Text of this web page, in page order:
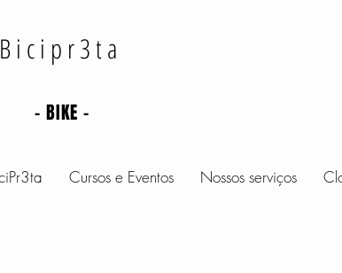
Bicipr3ta
- BIKE -
Cursos e Eventos Nossos serviços